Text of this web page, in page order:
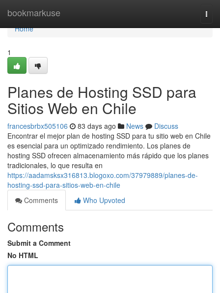
bookmarkuse
Home
Home
1
Planes de Hosting SSD para
Sitios Web en Chile
francesbrbx505106 83 days ago News
Discuss
Encontrar el mejor plan de hosting SSD para tu sitio web en Chile
es esencial para un optimizado rendimiento. Los planes de
hosting SSD ofrecen almacenamiento más rápido que los planes
tradicionales, lo que resulta en
https://aadamsksx316813.blogoxo.com/37979889/planes-de-
hosting-ssd-para-sitios-web-en-chile
Comments
Who Upvoted
Comments
Submit a Comment
No HTML